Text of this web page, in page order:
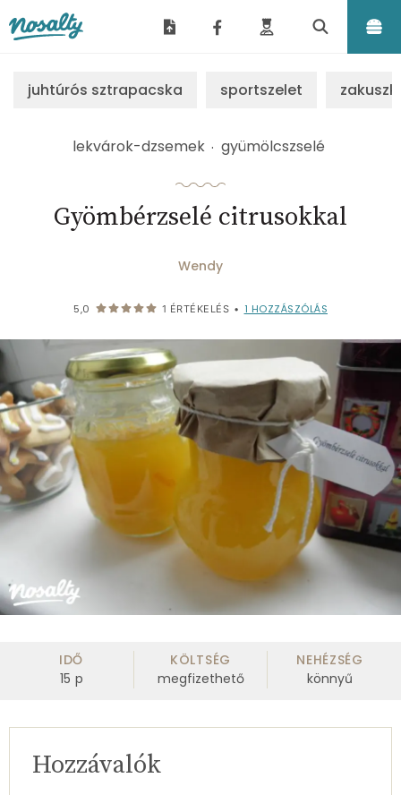
juhtúrós sztrapacska sportszelet
lekvárok-dzsemek gyümölcszselé
Gyömbérzselé citrusokkal
Wendy
5,0 1 ÉRTÉKELÉS • 1 HOZZÁSZÓLÁS
IDŐ
15 p
KÖLTSÉG
megfizethető
NEHÉZSÉG
könnyű
Hozzávalók